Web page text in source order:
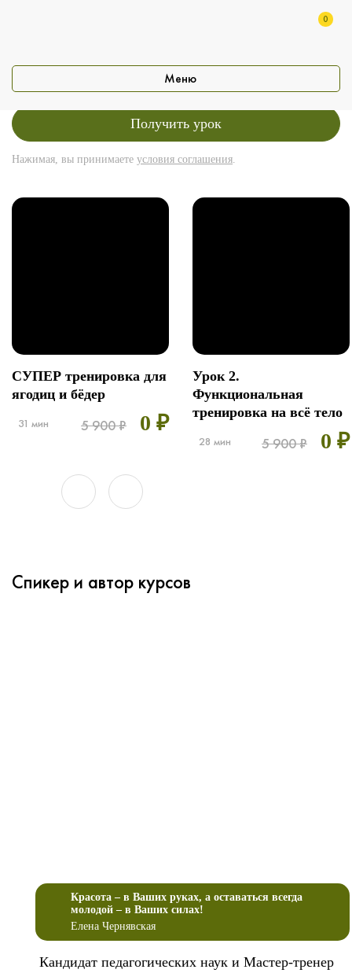
0
Получить урок
Нажимая, вы принимаете условия соглашения.
СУПЕР тренировка для
ягодиц и бёдер
31 мин 5 900 ₽ 0 ₽
Урок 2.
Функциональная
тренировка на всё тело
28 мин 5 900 ₽ 0 ₽
Спикер и автор курсов
Красота – в Ваших руках, а оставаться всегда
молодой – в Ваших силах!
Елена Чернявская
Кандидат педагогических наук и Мастер-тренер